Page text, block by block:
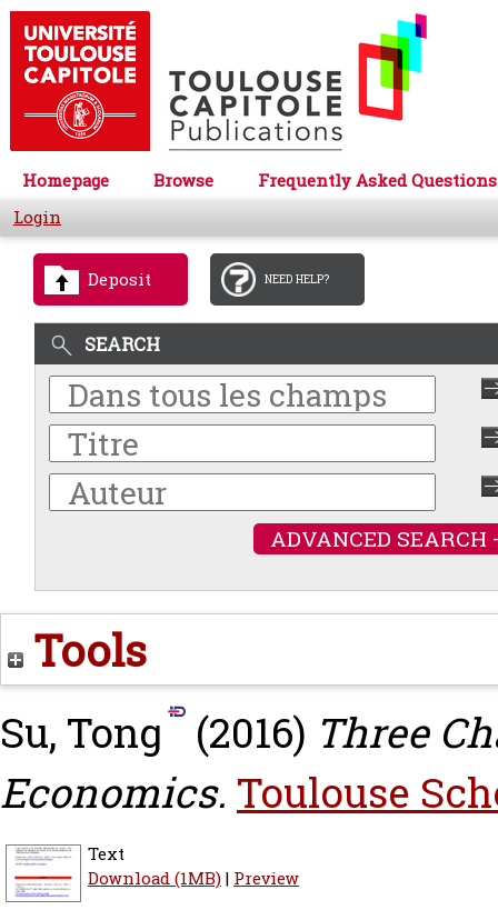
Homepage Browse
Frequently Asked Questions
Login
Deposit NEED HELP?
SEARCH
ADVANCED SEARCH
Tools
Su, Tong (2016) Three
Economics. Toulouse
Text
Download (1MB)| Preview